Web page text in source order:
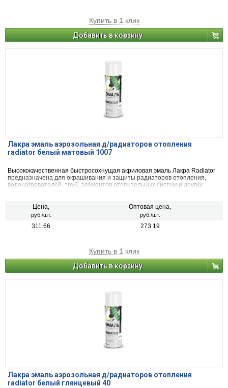
Купить в 1 клик
Добавить в корзину
Лакра эмаль аэрозольная д/радиаторов отопления
radiator белый матовый 1007
Высококачественная быстросохнущая акриловая эмаль Лакра Radiator
предназначена для окрашивания и защиты радиаторов отопления,
водонагревателей, труб, элементов отопительных систем и других
камень, бетон, кирпич). Применяется для наружных и внутренних работ.
Цена,
руб./шт.
Оптовая цена,
руб./шт.
311.66 273.19
Купить в 1 клик
Добавить в корзину
Лакра эмаль аэрозольная д/радиаторов отопления
radiator белый глянцевый 40